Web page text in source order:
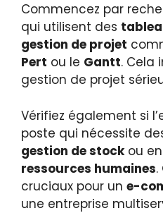
Commencez par
qui utilisent des
gestion de projet
Pert ou le Gantt. Cela
gestion de projet
Vérifiez également si
poste qui nécessite
gestion de stockou en
ressources humaines
cruciaux pour un e-
une entreprise